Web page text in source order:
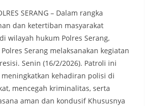
SERANG – Dalam rangka
dan ketertiban masyarakat
wilayah hukum Polres Serang,
Serang melaksanakan kegiatan
Senin (16/2/2026). Patroli ini
kehadiran polisi di
mencegah kriminalitas, serta
aman dan kondusif Khususnya